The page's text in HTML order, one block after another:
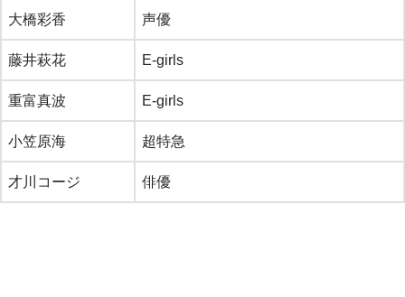
大橋彩香 声優
藤井萩花 E-girls
重富真波 E-girls
小笠原海 超特急
才川コージ 俳優